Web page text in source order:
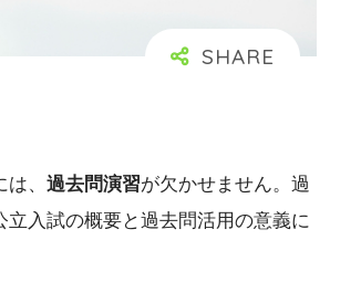
、 過去問演習が欠かせません。過
入試の概要と過去問活用の意義に